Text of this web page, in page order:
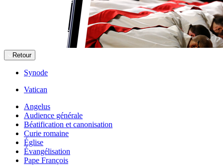
Retour
Synode
Vatican
Angelus
Audience générale
Béatification et canonisation
Curie romaine
Église
Évangélisation
Pape François